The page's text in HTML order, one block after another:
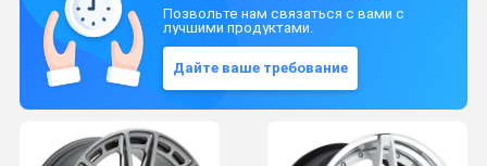
Позвольте нам связаться с вами с
лучшими продуктами.
Дайте ваше требование